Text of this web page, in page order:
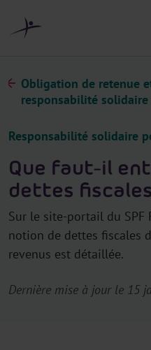
Obligation de retenue
responsabilité solidaire
Responsabilité solidaire
Que faut-il
dettes
Sur le site-portail du SPF
notion de dettes fiscales
revenus est détaillée.
Dernière mise à jour le 15